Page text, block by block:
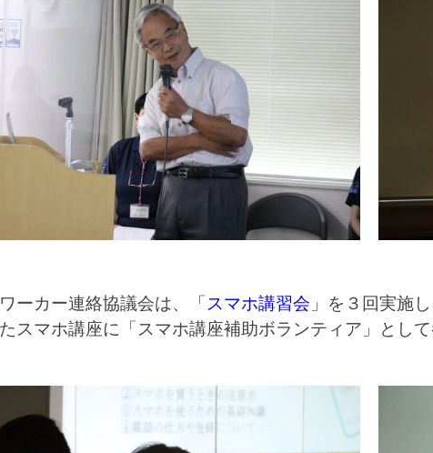
ーカー連絡協議会は、「 スマホ講習会 」を３回実施
スマホ講座に「スマホ講座補助ボランティア」として